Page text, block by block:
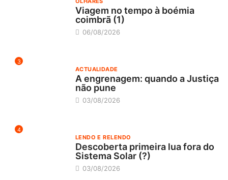
Viagem no tempo à boémia
coimbrã (1)
06/08/2026
3
ACTUALIDADE
A engrenagem: quando a Justiça
não pune
03/08/2026
4
LENDO E RELENDO
Descoberta primeira lua fora do
Sistema Solar (?)
03/08/2026